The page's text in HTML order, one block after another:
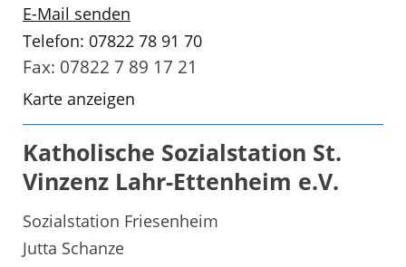
E-Mail senden
Telefon: 07822 78 91 70
Fax: 07822 7 89 17 21
Karte anzeigen
Katholische Sozialstation St.
Vinzenz Lahr-Ettenheim e.V.
Sozialstation Friesenheim
Jutta Schanze